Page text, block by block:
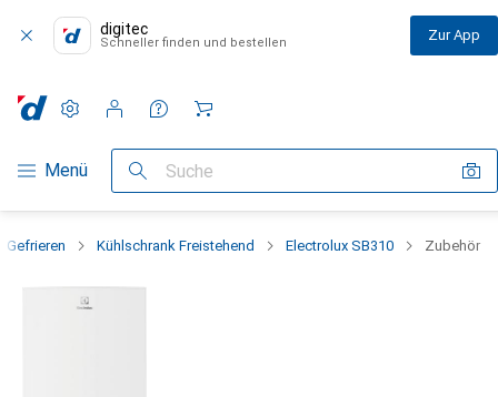
digitec
Schneller finden und bestellen Zur App
Navigation nach Kategorien
Menü Suche
Einstellungen
Kundenkonto
Vergleichslisten
Merklisten
Warenkorb
Gefrieren Kühlschrank Freistehend Electrolux SB310 Zubehör